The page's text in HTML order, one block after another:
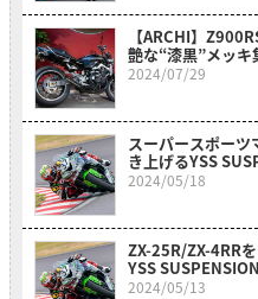
【ARCHI】
艶な“漆黒”メッキ
2024/07/29
スーパースポーツ
き上げるYSS
2024/05/18
ZX-25R/ZX-4RR
YSS
2024/05/13